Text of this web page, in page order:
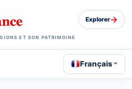
ET SON PATRIMOINE
Explorer→
Français